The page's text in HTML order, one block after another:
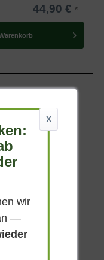
44,90 €
Nadelfarbe
X
wir
—